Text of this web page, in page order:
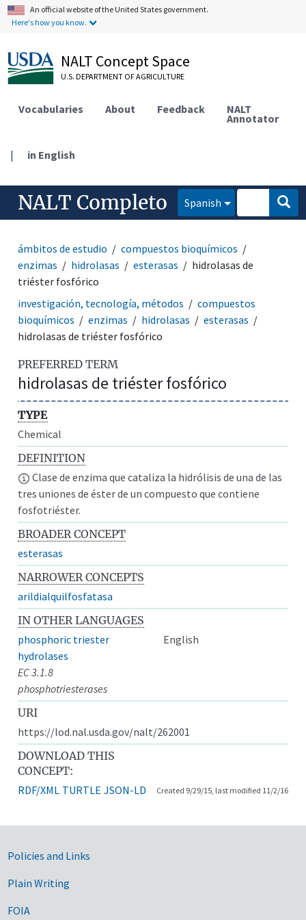
An official website of the United States government.
Here's how you know.
NALT Concept Space
U.S. DEPARTMENT OF AGRICULTURE
Vocabularies About Feedback NALT
Annotator
| in English
NALT Completo Spanish
ámbitos de estudio
compuestos bioquímicos
enzimas
hidrolasas esterasas
hidrolasas de
triéster fosfórico
investigación, tecnología, métodos
compuestos
bioquímicos
enzimas hidrolasas
esterasas
hidrolasas de triéster fosfórico
PREFERRED TERM
hidrolasas de triéster fosfórico
TYPE
Chemical
DEFINITION
Clase de enzima que cataliza la hidrólisis de una de las
tres uniones de éster de un compuesto que contiene
fosfotriéster.
BROADER CONCEPT
esterasas
NARROWER CONCEPTS
arildialquilfosfatasa
IN OTHER LANGUAGES
phosphoric triester
hydrolases
English
EC 3.1.8
phosphotriesterases
URI
https://lod.nal.usda.gov/nalt/262001
DOWNLOAD THIS
CONCEPT:
RDF/XML TURTLE JSON-LD Created 9/29/15, last modified 11/2/16
Government Links
Policies and Links
Plain Writing
FOIA